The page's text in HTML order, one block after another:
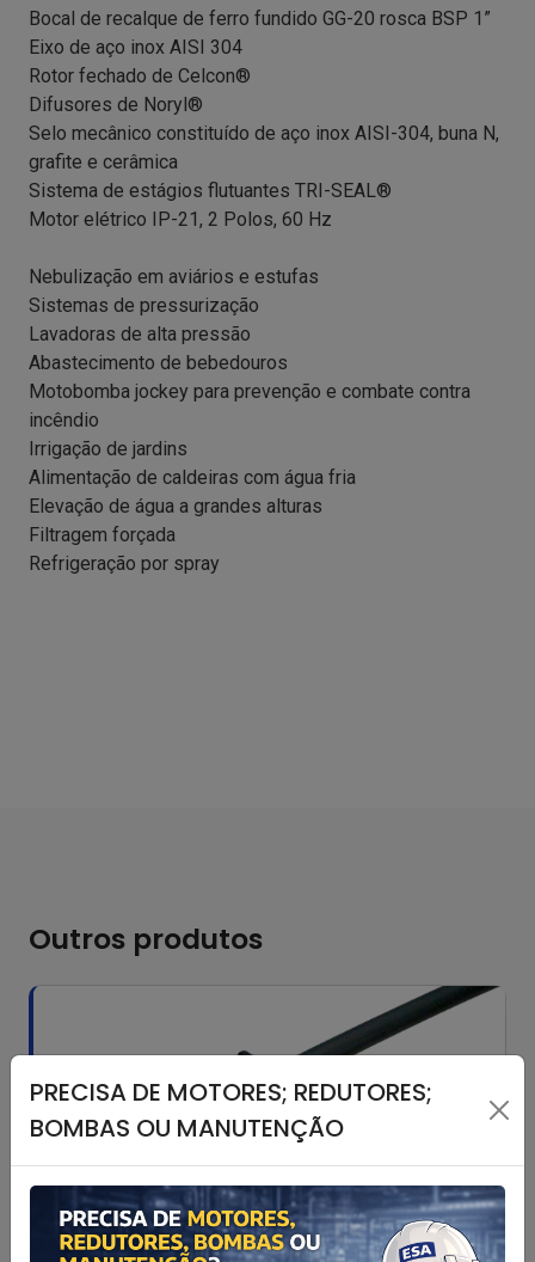
PRECISA DE MOTORES; REDUTORES;
BOMBAS OU MANUTENÇÃO
Bocal de recalque de ferro fundido GG-20 rosca BSP 1”
Eixo de aço inox AISI 304
Rotor fechado de Celcon®
Difusores de Noryl®
Selo mecânico constituído de aço inox AISI-304, buna N,
grafite e cerâmica
Sistema de estágios flutuantes TRI-SEAL®
Motor elétrico IP-21, 2 Polos, 60 Hz
Nebulização em aviários e estufas
Sistemas de pressurização
Lavadoras de alta pressão
Abastecimento de bebedouros
Motobomba jockey para prevenção e combate contra
incêndio
Irrigação de jardins
Alimentação de caldeiras com água fria
Elevação de água a grandes alturas
Filtragem forçada
Refrigeração por spray
Outros produtos
Acessórios para Sensores